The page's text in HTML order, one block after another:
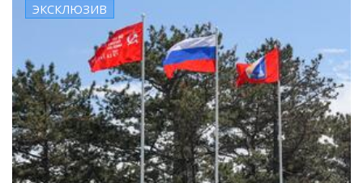
ЭКСКЛЮЗИВ